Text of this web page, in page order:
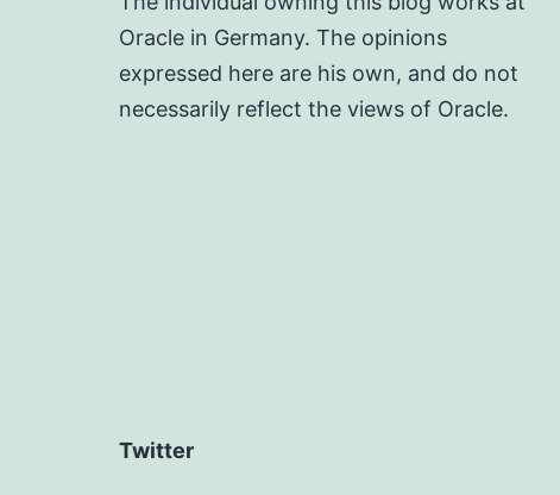
Oracle in Germany. The opinions
expressed here are his own, and do not
necessarily reflect the views of Oracle.
Twitter